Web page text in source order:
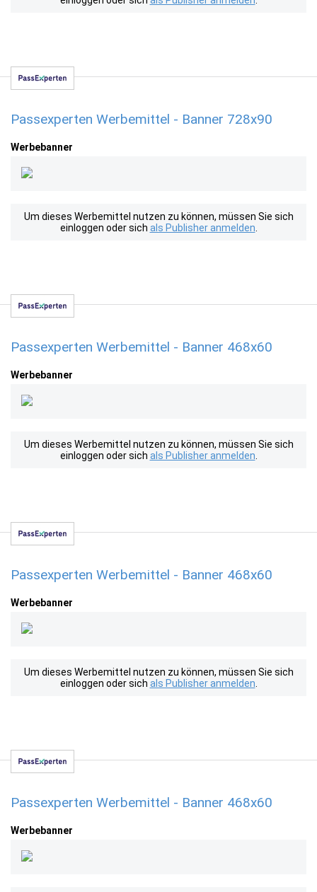
Passexperten Werbemittel - Banner 728x90
Werbebanner
Um dieses Werbemittel nutzen zu können, müssen Sie sich
einloggen oder sich als Publisher anmelden
Passexperten Werbemittel - Banner 468x60
Werbebanner
Um dieses Werbemittel nutzen zu können, müssen Sie sich
einloggen oder sich als Publisher anmelden
Passexperten Werbemittel - Banner 468x60
Werbebanner
Um dieses Werbemittel nutzen zu können, müssen Sie sich
einloggen oder sich als Publisher anmelden
Passexperten Werbemittel - Banner 468x60
Werbebanner